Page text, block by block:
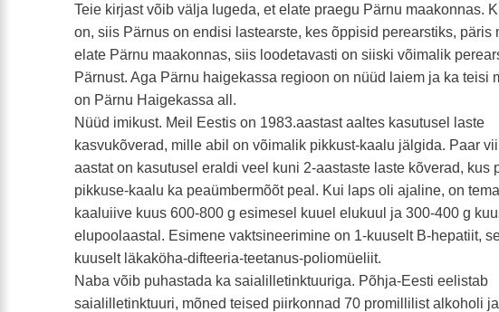
Teie kirjast võib välja lugeda, et elate praegu Pärnu maakonnas.
on, siis Pärnus on endisi lastearste, kes õppisid perearstiks, päris
elate Pärnu maakonnas, siis loodetavasti on siiski võimalik
Pärnust. Aga Pärnu haigekassa regioon on nüüd laiem ja ka teisi
on Pärnu Haigekassa all.
Nüüd imikust. Meil Eestis on 1983.aastast aaltes kasutusel laste
kasvukõverad, mille abil on võimalik pikkust-kaalu jälgida. Paar
aastat on kasutusel eraldi veel kuni 2-aastaste laste kõverad, kus
pikkuse-kaalu ka peaümbermõõt peal. Kui laps oli ajaline, on
kaaluiive kuus 600-800 g esimesel kuuel elukuul ja 300-400 g
elupoolaastal. Esimene vaktsineerimine on 1-kuuselt B-hepatiit,
kuuselt läkaköha-difteeria-teetanus-poliomüeliit.
Naba võib puhastada ka saialilletinktuuriga. Põhja-Eesti eelistab
saialilletinktuuri, mõned teised piirkonnad 70 promillilist alkoholi